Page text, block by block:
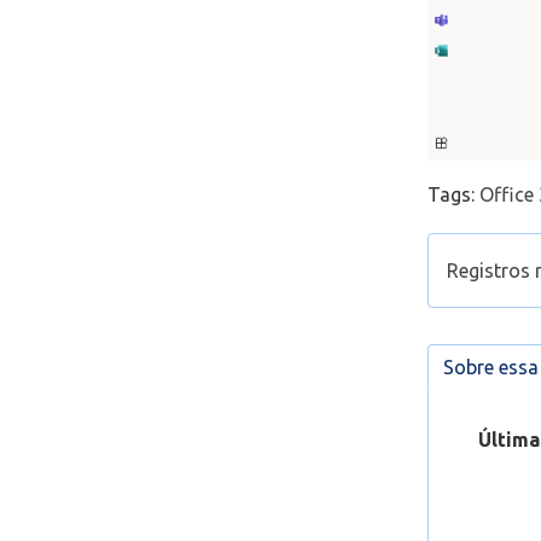
Tags: Office
Registros
Como
Abrir
Sobre